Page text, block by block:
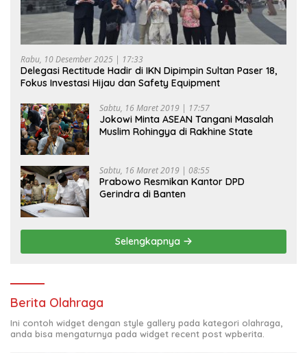
Rabu, 10 Desember 2025 | 17:33
Delegasi Rectitude Hadir di IKN Dipimpin Sultan Paser 18,
Fokus Investasi Hijau dan Safety Equipment
Sabtu, 16 Maret 2019 | 17:57
Jokowi Minta ASEAN Tangani Masalah
Muslim Rohingya di Rakhine State
Sabtu, 16 Maret 2019 | 08:55
Prabowo Resmikan Kantor DPD
Gerindra di Banten
Selengkapnya
Berita Olahraga
Ini contoh widget dengan style gallery pada kategori olahraga,
anda bisa mengaturnya pada widget recent post wpberita.